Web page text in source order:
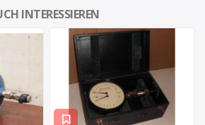
INTERESSIEREN